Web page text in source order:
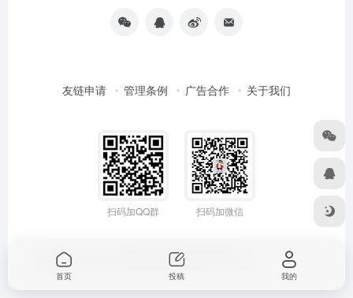
友链申请 管理条例 广告合作 关于我们
扫码加QQ群 扫码加微信
Copyright © 2026 鄂ICP备2022012591号-2
首页 投稿 我的